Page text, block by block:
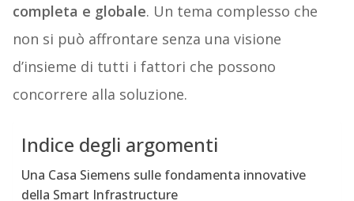
completa e globale. Un tema complesso che
non si può affrontare senza una visione
d’insieme di tutti i fattori che possono
concorrere alla soluzione.
Indice degli argomenti
Una Casa Siemens sulle fondamenta innovative
della Smart Infrastructure